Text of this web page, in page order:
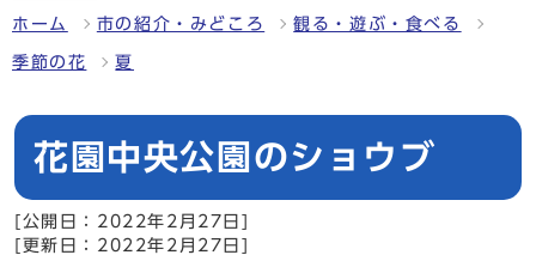
ホーム 市の紹介・みどころ 観る・遊ぶ・食べる
季節の花 夏
花園中央公園のショウブ
[公開日：2022年2月27日]
[更新日：2022年2月27日]